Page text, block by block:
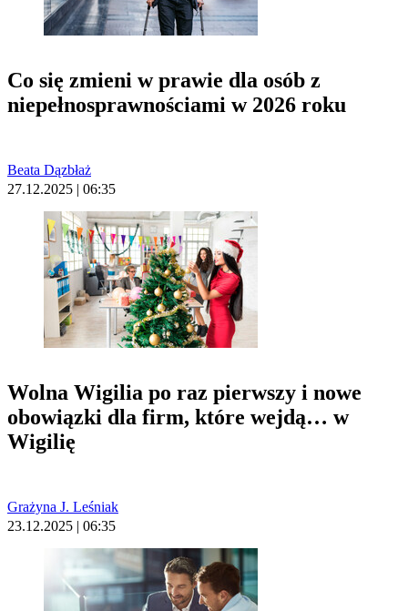
Co się zmieni w prawie dla osób z
niepełnosprawnościami w 2026 roku
Beata Dązbłaż
27.12.2025 | 06:35
Wolna Wigilia po raz pierwszy i nowe
obowiązki dla firm, które wejdą… w
Wigilię
Grażyna J. Leśniak
23.12.2025 | 06:35